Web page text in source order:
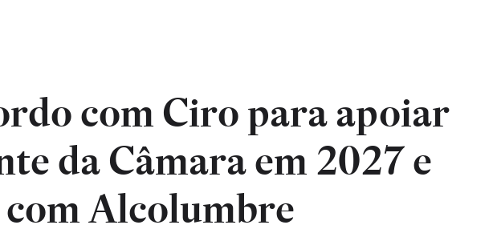
com Ciro para apoiar
da Câmara em 2027 e
Alcolumbre